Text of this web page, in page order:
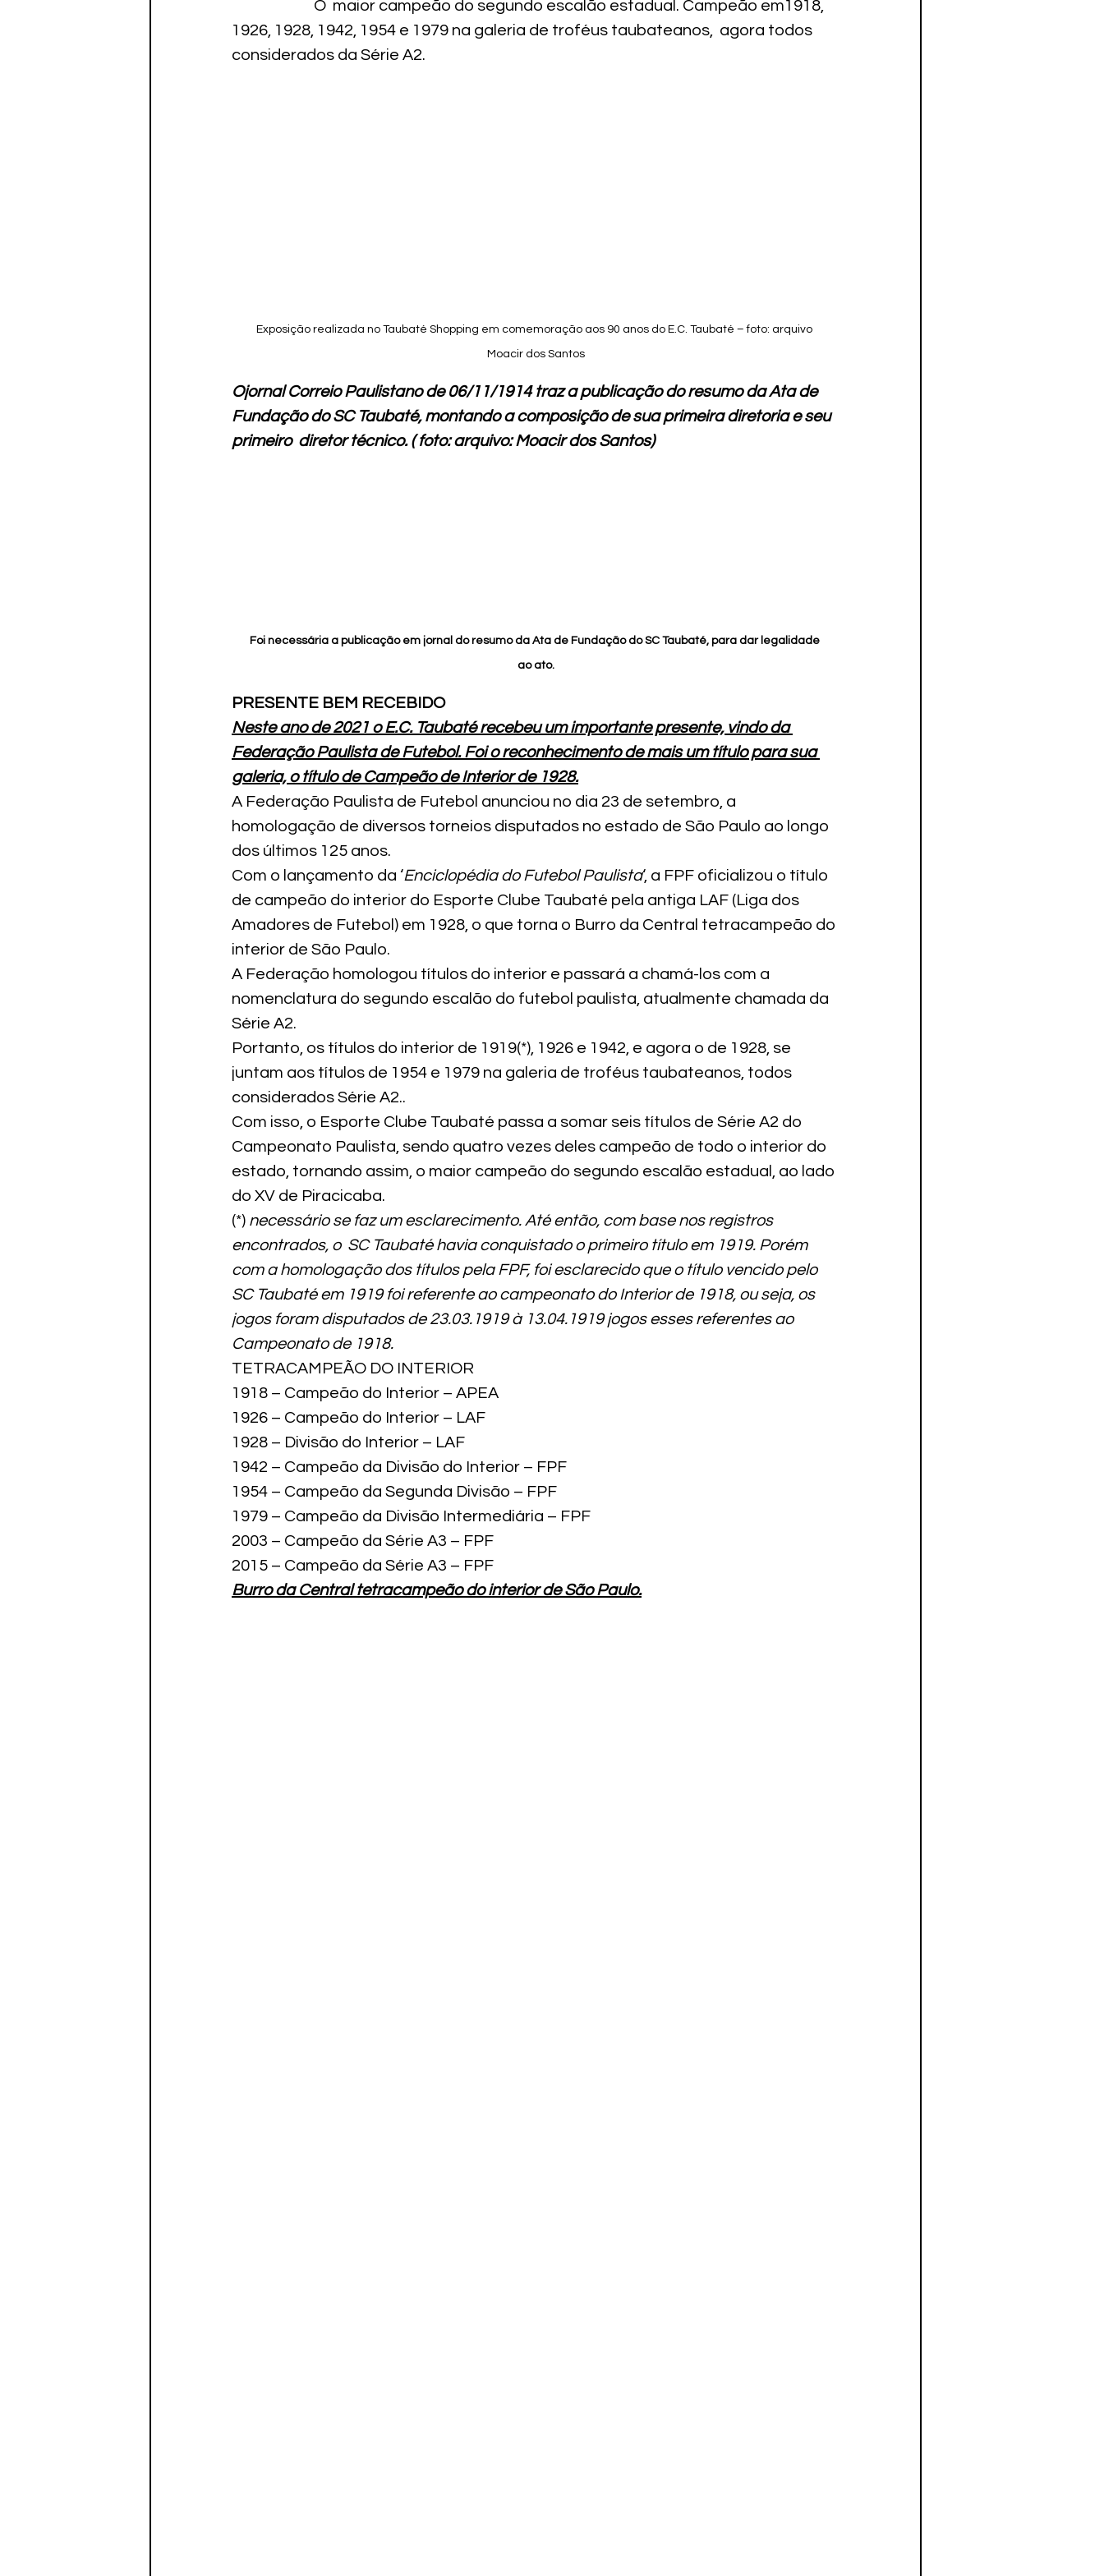
                         O  maior campeão do segundo escalão estadual. Campeão em1918,
1926, 1928, 1942, 1954 e 1979 na galeria de troféus taubateanos,  agora todos
considerados da Série A2.
Exposição realizada no Taubaté Shopping em comemoração aos 90 anos do E.C. Taubaté – foto: arquivo
Moacir dos Santos
Ojornal Correio Paulistano de 06/11/1914 traz a publicação do resumo da Ata de
Fundação do SC Taubaté, montando a composição de sua primeira diretoria e seu
primeiro  diretor técnico. ( foto: arquivo: Moacir dos Santos)
Foi necessária a publicação em jornal do resumo da Ata de Fundação do SC Taubaté, para dar legalidade
ao ato.
PRESENTE BEM RECEBIDO
Neste ano de 2021 o E.C. Taubaté recebeu um importante presente, vindo da
Federação Paulista de Futebol. Foi o reconhecimento de mais um título para sua
galeria, o título de Campeão de Interior de 1928.
A Federação Paulista de Futebol anunciou no dia 23 de setembro, a
homologação de diversos torneios disputados no estado de São Paulo ao longo
dos últimos 125 anos.
Com o lançamento da ‘Enciclopédia do Futebol Paulista‘, a FPF oficializou o título
de campeão do interior do Esporte Clube Taubaté pela antiga LAF (Liga dos
Amadores de Futebol) em 1928, o que torna o Burro da Central tetracampeão do
interior de São Paulo.
A Federação homologou títulos do interior e passará a chamá-los com a
nomenclatura do segundo escalão do futebol paulista, atualmente chamada da
Série A2.
Portanto, os títulos do interior de 1919(*), 1926 e 1942, e agora o de 1928, se
juntam aos títulos de 1954 e 1979 na galeria de troféus taubateanos, todos
considerados Série A2..
Com isso, o Esporte Clube Taubaté passa a somar seis títulos de Série A2 do
Campeonato Paulista, sendo quatro vezes deles campeão de todo o interior do
estado, tornando assim, o maior campeão do segundo escalão estadual, ao lado
do XV de Piracicaba.
(*) necessário se faz um esclarecimento. Até então, com base nos registros
encontrados, o  SC Taubaté havia conquistado o primeiro título em 1919. Porém
com a homologação dos títulos pela FPF, foi esclarecido que o título vencido pelo
SC Taubaté em 1919 foi referente ao campeonato do Interior de 1918, ou seja, os
jogos foram disputados de 23.03.1919 à 13.04.1919 jogos esses referentes ao
Campeonato de 1918.
TETRACAMPEÃO DO INTERIOR
1918 – Campeão do Interior – APEA
1926 – Campeão do Interior – LAF
1928 – Divisão do Interior – LAF
1942 – Campeão da Divisão do Interior – FPF
1954 – Campeão da Segunda Divisão – FPF
1979 – Campeão da Divisão Intermediária – FPF
2003 – Campeão da Série A3 – FPF
2015 – Campeão da Série A3 – FPF
Burro da Central tetracampeão do interior de São Paulo.